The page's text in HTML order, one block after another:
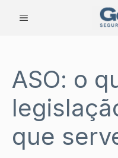
para
MENU
ASO: o
que